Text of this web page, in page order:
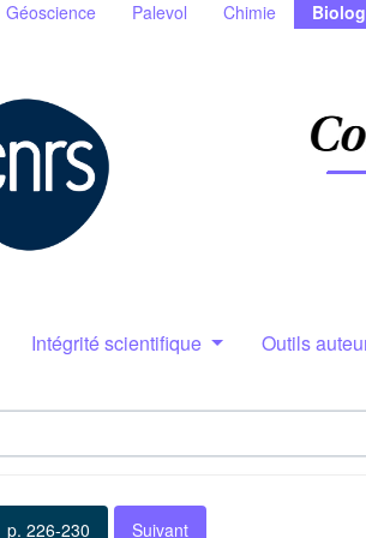
Géoscience Palevol Chimie
Intégrité scientifique Outils
p. 226-230 Suivant